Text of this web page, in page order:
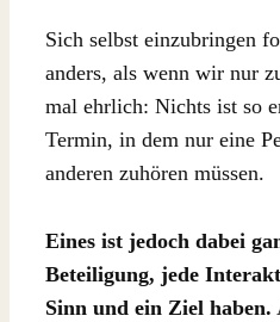
Sich selbst einzubringen
anders, als wenn wir nur
mal ehrlich: Nichts ist so
Termin, in dem nur eine
anderen zuhören müssen.
Eines ist jedoch dabei
Beteiligung, jede
Sinn und ein Ziel haben.